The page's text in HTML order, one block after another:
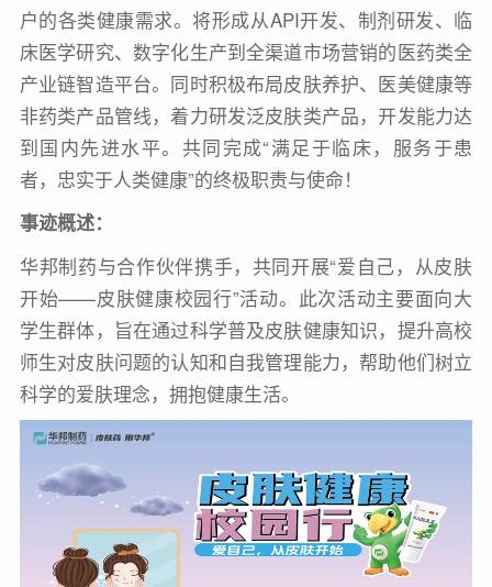
户的各类健康需求。将形成从API开发、制剂研发、临
床医学研究、数字化生产到全渠道市场营销的医药类全
产业链智造平台。同时积极布局皮肤养护、医美健康等
非药类产品管线，着力研发泛皮肤类产品，开发能力达
到国内先进水平。共同完成“满足于临床，服务于患
者，忠实于人类健康”的终极职责与使命！
事迹概述：
华邦制药与合作伙伴携手，共同开展“爱自己，从皮肤
开始——皮肤健康校园行”活动。此次活动主要面向大
学生群体，旨在通过科学普及皮肤健康知识，提升高校
师生对皮肤问题的认知和自我管理能力，帮助他们树立
科学的爱肤理念，拥抱健康生活。